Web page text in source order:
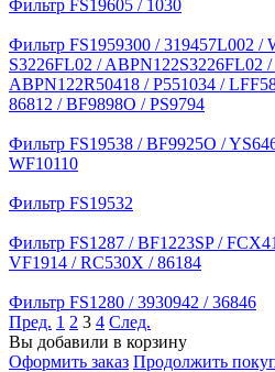
Фильтр FS19605 / 1030
Фильтр FS1959300 / 319457L002 /
S3226FL02 / ABPN122S3226FL02
ABPN122R50418 / P551034 /
86812 / BF9898O / PS9794
Фильтр FS19538 / BF9925O /
WF10110
Фильтр FS19532
Фильтр FS1287 / BF1223SP /
VF1914 / RC530X / 86184
Фильтр FS1280 / 3930942 / 36846
Пред. 1 2 3 4 След.
Вы добавили в корзину
Оформить заказ Продолжить